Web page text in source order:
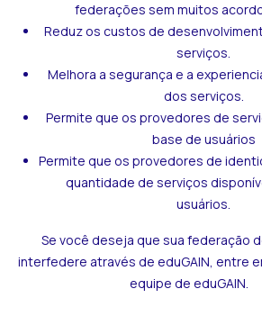
federações sem muitos
Reduz os custos de
serviços.
Melhora a segurança e a
dos serviços.
Permite que os provedores de
base de usuários
Permite que os provedores de
quantidade de serviços
usuários.
Se você deseja que sua federação
interfedere através de eduGAIN, entre
equipe de eduGAIN.